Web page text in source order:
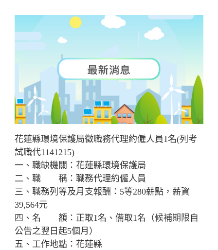
花蓮縣環境保護局徵職務代理約僱人員1名(列考
試職代1141215)
一、職缺機關：花蓮縣環境保護局
二、職 稱：職務代理約僱人員
三、職務列等及月支報酬：5等280薪點，薪資
39,564元
四、名 額：正取1名、備取1名（候補期限自
公告之翌日起5個月）
五、工作地點：花蓮縣